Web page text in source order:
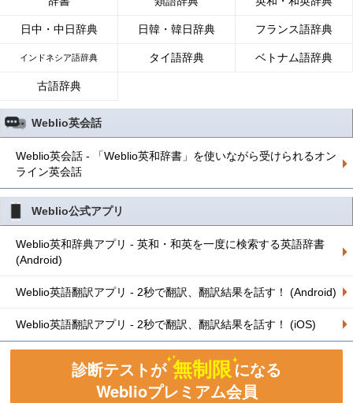
日中・中日辞典 日韓・韓日辞典 フランス語辞典
インドネシア語辞典 タイ語辞典 ベトナム語辞典
古語辞典
Weblio英会話
Weblio英会話 - 「Weblio英和辞書」を使いながら受けられるオン
ライン英会話
Weblio公式アプリ
Weblio英和辞典アプリ - 英和・和英を一度に検索する英語辞書
(Android)
Weblio英語翻訳アプリ - 2秒で翻訳、翻訳結果を話す！ (Android)
Weblio英語翻訳アプリ - 2秒で翻訳、翻訳結果を話す！ (iOS)
診断テストが 無制限になる
Weblioプレミアム会員